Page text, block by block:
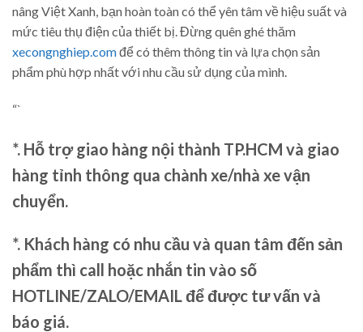
nâng Việt Xanh, bạn hoàn toàn có thể yên tâm về hiệu suất và
mức tiêu thụ điện của thiết bị. Đừng quên ghé thăm
xecongnghiep.comđể có thêm thông tin và lựa chọn sản
phẩm phù hợp nhất với nhu cầu sử dụng của mình.
“`
*. Hỗ trợ giao hàng nội thành TP.HCM và giao
hàng tỉnh thông qua chành xe/nhà xe vận
chuyển.
*. Khách hàng có nhu cầu và quan tâm đến sản
phẩm thì call hoặc nhắn tin vào số
HOTLINE/ZALO/EMAIL để được tư vấn và
báo giá.